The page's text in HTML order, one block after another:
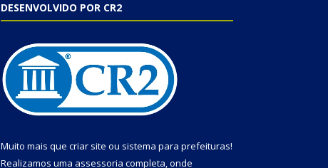
DESENVOLVIDO POR CR2
Muito mais que criar site ou sistema para prefeituras!
Realizamos uma assessoria completa, onde